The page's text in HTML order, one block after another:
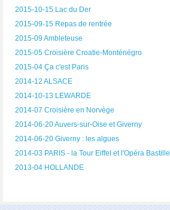
2015-10-15 Lac du Der
2015-09-15 Repas de rentrée
2015-09 Ambleteuse
2015-05 Croisière Croatie-Monténégro
2015-04 Ça c'est Paris
2014-12 ALSACE
2014-10-13 LEWARDE
2014-07 Croisière en Norvège
2014-06-20 Auvers-sur-Oise et Giverny
2014-06-20 Giverny : les algues
2014-03 PARIS - la Tour Eiffel et l'Opéra Bastille
2013-04 HOLLANDE